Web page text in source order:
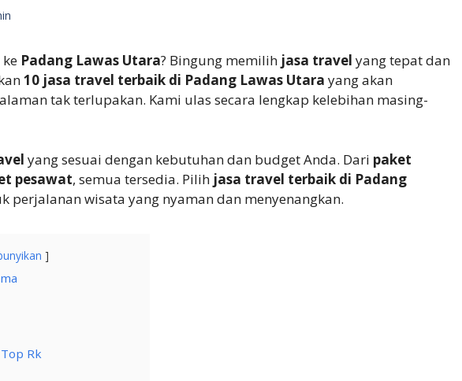
Padang Lawas Utara? Bingung memilih jasa travel yang tepat dan
10 jasa travel terbaik di Padang Lawas Utara yang akan
tak terlupakan. Kami ulas secara lengkap kelebihan masing-
yang sesuai dengan kebutuhan dan budget Anda. Dari paket
pesawat, semua tersedia. Pilih jasa travel terbaik di Padang
perjalanan wisata yang nyaman dan menyenangkan.
Rk